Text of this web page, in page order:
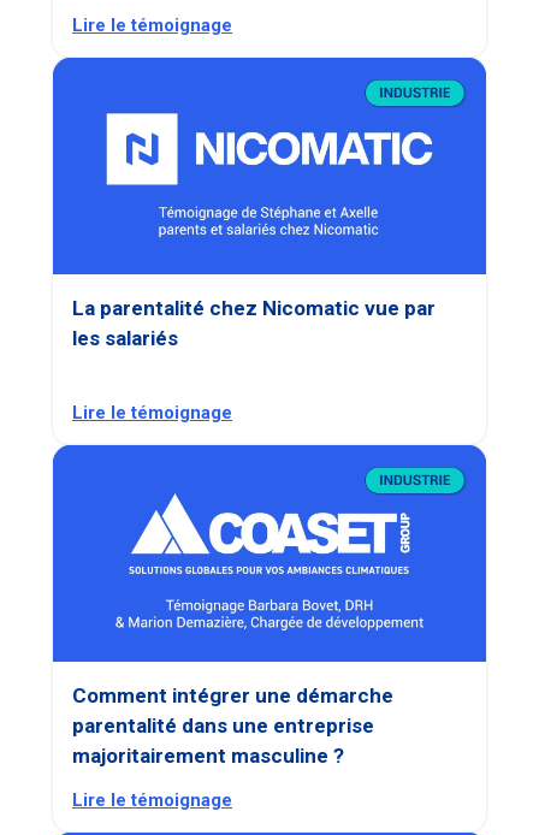
Lire le témoignage
La parentalité chez Nicomatic vue par
les salariés
Lire le témoignage
Comment intégrer une démarche
parentalité dans une entreprise
majoritairement masculine ?
Lire le témoignage